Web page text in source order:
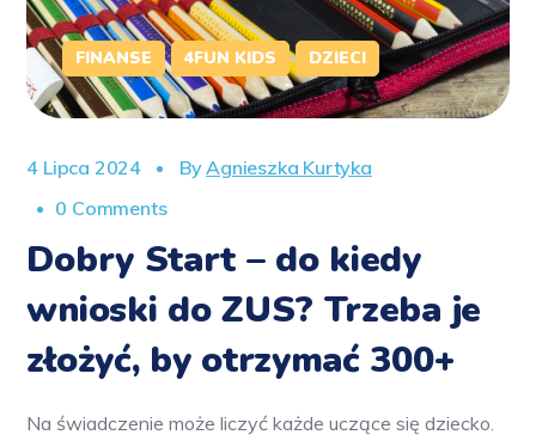
FINANSE 4FUN KIDS DZIECI
4 Lipca 2024 ByAgnieszka Kurtyka
0 Comments
Dobry Start – do kiedy
wnioski do ZUS? Trzeba je
złożyć, by otrzymać 300+
Na świadczenie może liczyć każde uczące się dziecko.